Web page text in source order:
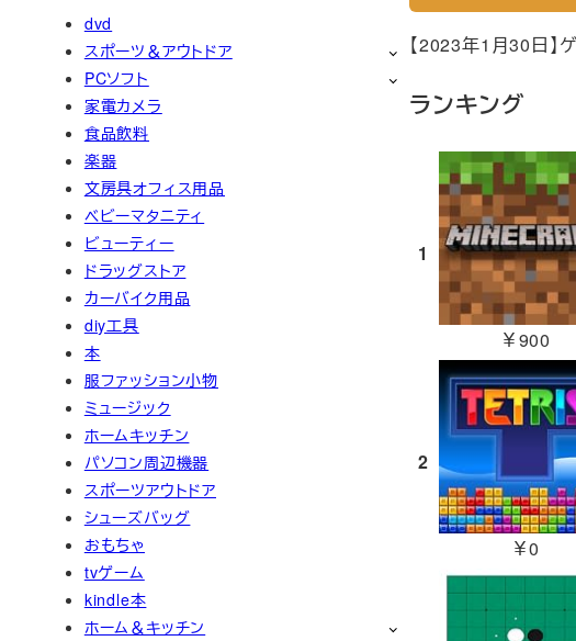
【2023年1月30日】
ランキング
1
￥900
2
￥0
dvd
スポーツ＆アウトドア
PCソフト
家電カメラ
食品飲料
楽器
文房具オフィス用品
ベビーマタニティ
ビューティー
ドラッグストア
カーバイク用品
diy工具
本
服ファッション小物
ミュージック
ホームキッチン
パソコン周辺機器
スポーツアウトドア
シューズバッグ
おもちゃ
tvゲーム
kindle本
ホーム＆キッチン